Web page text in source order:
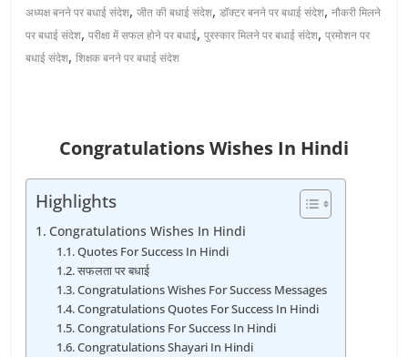
अध्यक्ष बनने पर बधाई संदेश,जीत की बधाई संदेश,डॉक्टर बनने पर बधाई संदेश,नौकरी मिलने
पर बधाई संदेश,परीक्षा में सफल होने पर बधाई,पुरस्कार मिलने पर बधाई संदेश,प्रमोशन पर
बधाई संदेश,शिक्षक बनने पर बधाई संदेश
Congratulations Wishes In Hindi
Highlights
Congratulations Wishes In Hindi
Quotes For Success In Hindi
सफलता पर बधाई
Congratulations Wishes For Success Messages
Congratulations Quotes For Success In Hindi
Congratulations For Success In Hindi
Congratulations Shayari In Hindi